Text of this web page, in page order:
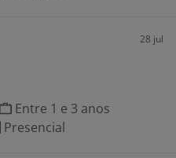
28 jul
Entre 1 e 3 anos
Presencial